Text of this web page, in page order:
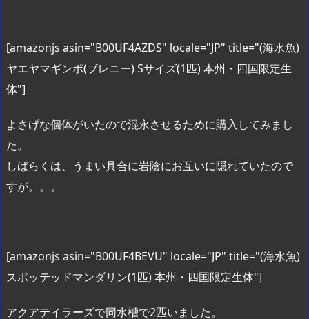
[amazonjs asin="B00UF4AZDS" locale="JP" title="(海水魚)
ヤエヤマギンポ(ブレニー) Sサイズ(1匹) 本州・四国限定生
体"]
よさげな個体がいたので混永させるために購入してみまし
た。
しばらくは、うまい具合に岩陰にお互いに隠れていたので
すが。。。
[amazonjs asin="B00UF4BEVU" locale="JP" title="(海水魚)
スポッテッドマンダリン(1匹) 本州・四国限定生体"]
アクアテイラーズで同水槽で2匹いました。